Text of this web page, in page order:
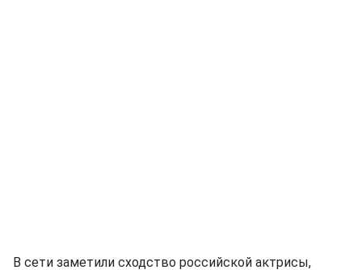
В сети заметили сходство российской актрисы,